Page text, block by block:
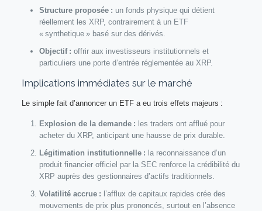
Structure proposée : un fonds physique qui détient
réellement les XRP, contrairement à un ETF
« synthetique » basé sur des dérivés.
Objectif : offrir aux investisseurs institutionnels et
particuliers une porte d’entrée réglementée au XRP.
Implications immédiates sur le marché
Le simple fait d’annoncer un ETF a eu trois effets majeurs :
Explosion de la demande : les traders ont afflué pour
acheter du XRP, anticipant une hausse de prix durable.
Légitimation institutionnelle : la reconnaissance d’un
produit financier officiel par la SEC renforce la crédibilité du
XRP auprès des gestionnaires d’actifs traditionnels.
Volatilité accrue : l’afflux de capitaux rapides crée des
mouvements de prix plus prononcés, surtout en l’absence